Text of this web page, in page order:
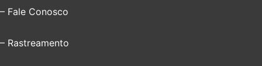
– Fale Conosco
– Rastreamento